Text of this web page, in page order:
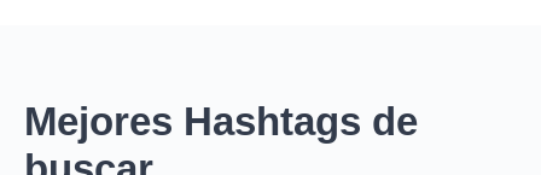
Mejores Hashtags de